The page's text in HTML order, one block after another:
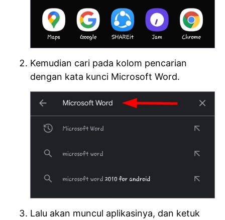
Kemudian cari pada kolom pencarian
dengan kata kunci Microsoft Word.
Lalu akan muncul aplikasinya, dan ketuk